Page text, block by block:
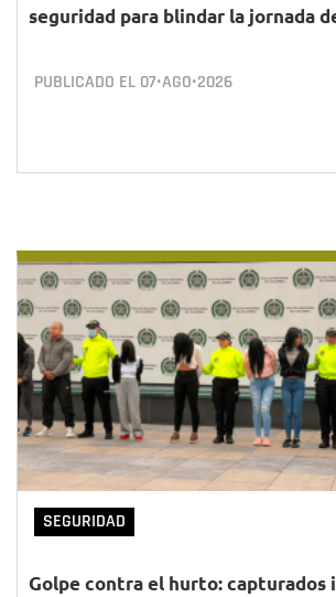
seguridad para blindar la jornada
PUBLICADO EL 07•AGO•2026
SEGURIDAD
Golpe contra el hurto: capturados